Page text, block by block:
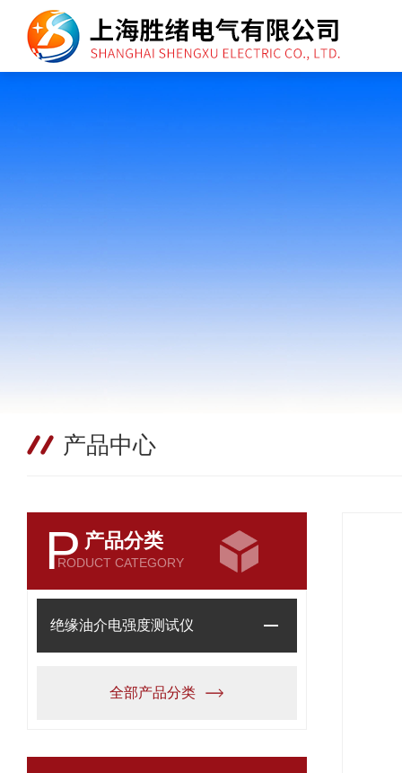
产品中心
P 产品分类
RODUCT CATEGORY
绝缘油介电强度测试仪
全部产品分类